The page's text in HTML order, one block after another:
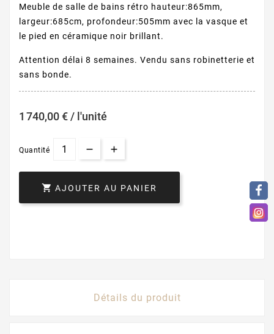
Meuble de salle de bains rétro hauteur:865mm,
largeur:685cm, profondeur:505mm avec la vasque et
le pied en céramique noir brillant.
Attention délai 8 semaines. Vendu sans robinetterie et
sans bonde.
1 740,00 € / l'unité
Quantité
 AJOUTER AU PANIER
Détails du produit